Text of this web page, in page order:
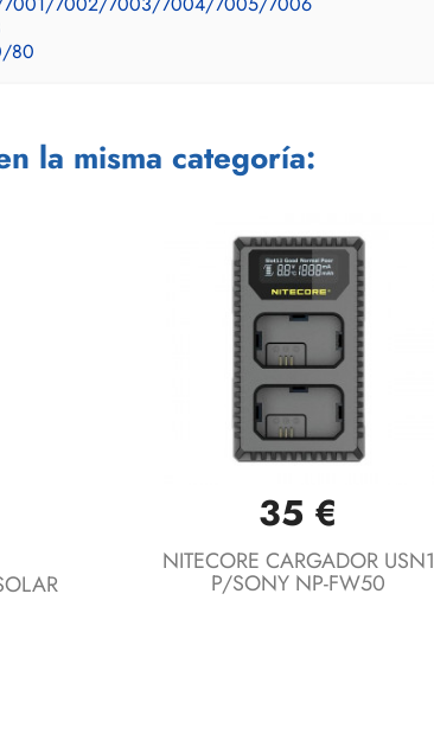
80
la misma categoría:
Vista rápida
35 €
NITECORE CARGADOR USN1
P/SONY NP-FW50